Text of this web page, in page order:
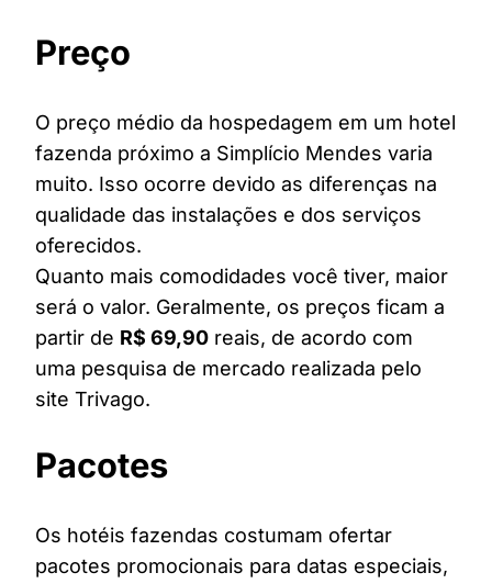
Preço
O preço médio da hospedagem em um hotel
fazenda próximo a Simplício Mendes varia
muito. Isso ocorre devido as diferenças na
qualidade das instalações e dos serviços
oferecidos.
Quanto mais comodidades você tiver, maior
será o valor. Geralmente, os preços ficam a
partir de R$ 69,90 reais, de acordo com
uma pesquisa de mercado realizada pelo
site Trivago.
Pacotes
Os hotéis fazendas costumam ofertar
pacotes promocionais para datas especiais,